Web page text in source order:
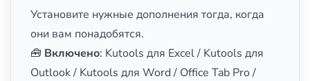
Установите нужные дополнения тогда, когда
они вам понадобятся.
🧰 Включено: Kutools для Excel / Kutools для
Outlook / Kutools для Word / Office Tab Pro /